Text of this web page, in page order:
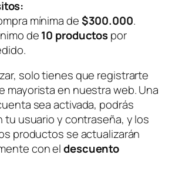
mínima de$300.000.
de10 productospor
solo tienes que registrarte
mayorista en nuestra web. Una
sea activada, podrás
tu usuario y contraseña, y los
productos se actualizarán
con eldescuento